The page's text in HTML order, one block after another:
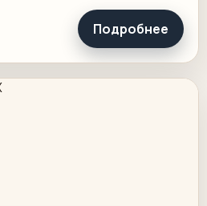
Подробнее